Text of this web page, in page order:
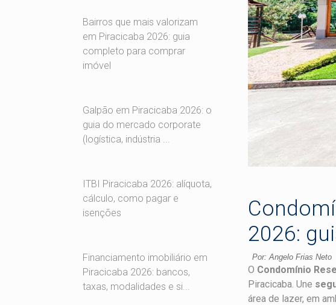
Bairros que mais valorizam
em Piracicaba 2026: guia
completo para comprar
imóvel
Galpão em Piracicaba 2026: o
guia do mercado corporate
(logística, indústria ...
ITBI Piracicaba 2026: alíquota,
cálculo, como pagar e
isenções
Financiamento imobiliário em
Piracicaba 2026: bancos,
taxas, modalidades e si...
2026:
Por: Angelo Frias Neto
O Condomínio
Piracicaba. Une
área de lazer, em